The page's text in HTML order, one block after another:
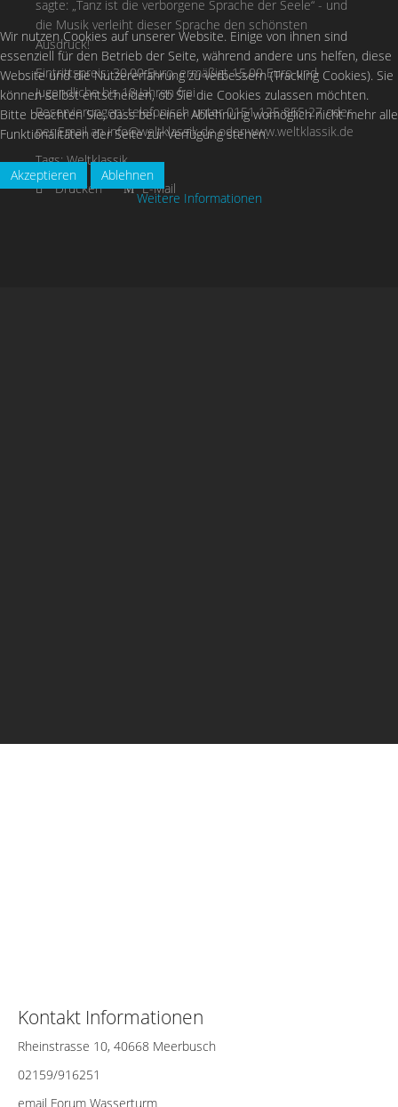
sagte: „Tanz ist die verborgene Sprache der Seele“ - und
die Musik verleiht dieser Sprache den schönsten
Ausdruck!
Eintrittspreis: 30,00 Euro, ermäßigt 15,00 Euro und
Jugendliche bis 18 Jahren frei
Reservierungen: telefonisch unter 0151 125 855 27 oder
per Email aninfo@weltklassik.deoder www.weltklassik.de
Tags:Weltklassik
Drucken
E-Mail
Kontakt Informationen
Rheinstrasse 10, 40668 Meerbusch
02159/916251
email Forum Wasserturm
Wir nutzen Cookies auf unserer Website. Einige von ihnen sind
essenziell für den Betrieb der Seite, während andere uns helfen, diese
Website und die Nutzererfahrung zu verbessern (Tracking Cookies). Sie
können selbst entscheiden, ob Sie die Cookies zulassen möchten.
Bitte beachten Sie, dass bei einer Ablehnung womöglich nicht mehr alle
Funktionalitäten der Seite zur Verfügung stehen.
Akzeptieren
Ablehnen
Weitere Informationen